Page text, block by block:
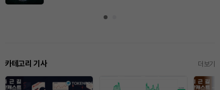
카테고리 기사 더보기